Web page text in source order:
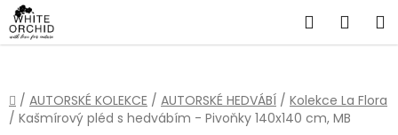
Přejít
na
obsah
Hledat
Domů
/ AUTORSKÉ KOLEKCE / AUTORSKÉ HEDVÁBÍ / Kolekce La Flora
/ Kašmírový pléd s hedvábím - Pivoňky 140x140 cm, MB